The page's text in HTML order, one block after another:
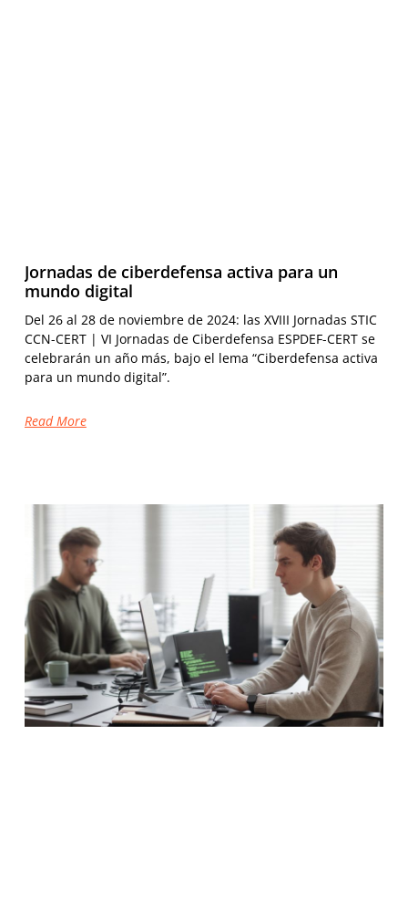
Jornadas de ciberdefensa activa para un
mundo digital
Del 26 al 28 de noviembre de 2024: las XVIII Jornadas STIC
CCN-CERT | VI Jornadas de Ciberdefensa ESPDEF-CERT se
celebrarán un año más, bajo el lema “Ciberdefensa activa
para un mundo digital”.
Read More